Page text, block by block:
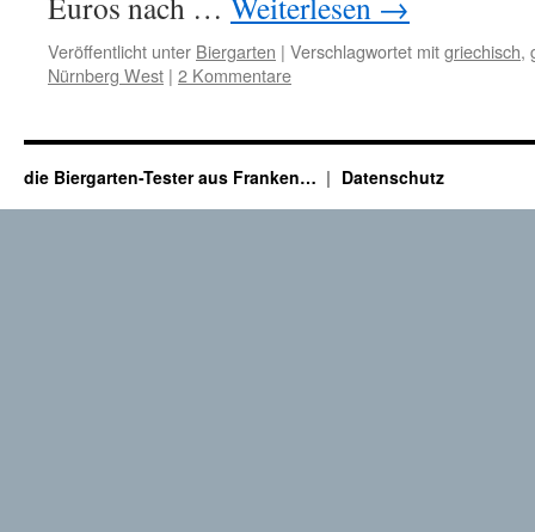
Veröffentlicht unter Biergarten | Verschlagwortet mitgriechisch,
Nürnberg West | 2 Kommentare
die Biergarten-Tester aus Franken… Datenschutz